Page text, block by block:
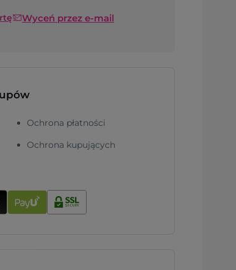
Wyceń przez e-mail
Ochrona płatności
Ochrona kupujących